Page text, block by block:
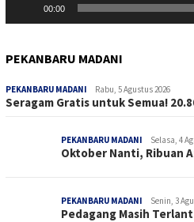
00:00
PEKANBARU MADANI
PEKANBARU MADANI Rabu, 5 Agustus 2026
Seragam Gratis untuk Semua!
PEKANBARU MADANI Selasa, 4
Oktober Nanti, Ribuan
PEKANBARU MADANI Senin, 3
Pedagang Masih